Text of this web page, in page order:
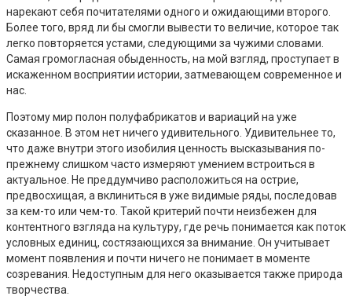
нарекают себя почитателями одного и ожидающими второго.
Более того, вряд ли бы смогли вывести то величие, которое так
легко повторяется устами, следующими за чужими словами.
Самая громогласная обыденность, на мой взгляд, проступает в
искаженном восприятии истории, затмевающем современное и
нас.
Поэтому мир полон полуфабрикатов и вариаций на уже
сказанное. В этом нет ничего удивительного. Удивительнее то,
что даже внутри этого изобилия ценность высказывания по-
прежнему слишком часто измеряют умением встроиться в
актуальное. Не преддумчиво расположиться на острие,
предвосхищая, а вклиниться в уже видимые ряды, последовав
за кем-то или чем-то. Такой критерий почти неизбежен для
контентного взгляда на культуру, где речь понимается как поток
условных единиц, состязающихся за внимание. Он учитывает
момент появления и почти ничего не понимает в моменте
созревания. Недоступным для него оказывается также природа
творчества.